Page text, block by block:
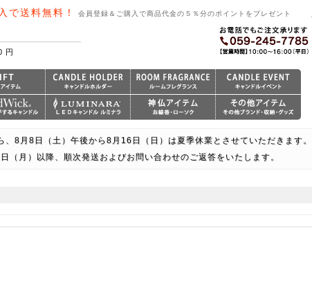
で送料無料！ 会員登録＆ご購入で商品代金の５％分のポイントをプレゼント
円
、8月8日（土）午後から8月16日（日）は夏季休業とさせていただきます。
（月）以降、順次発送およびお問い合わせのご返答をいたします。